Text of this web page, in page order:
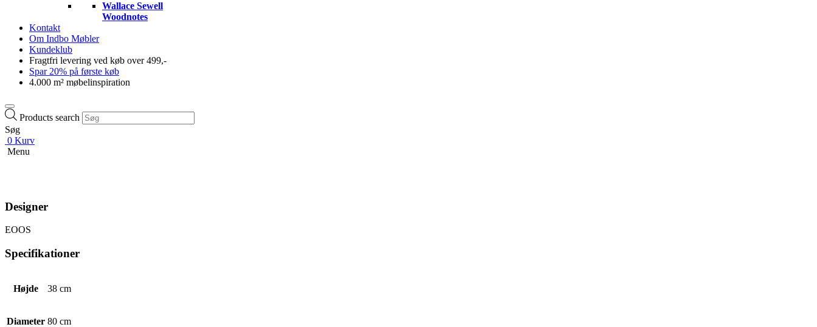
Wallace Sewell
Woodnotes
Kontakt
Om Indbo Møbler
Kundeklub
Fragtfri levering ved køb over 499,-
Spar 20% på første køb
4.000 m² møbelinspiration
Products search
Søg
0 Kurv
Menu
Designer
EOOS
Specifikationer
Højde 38 cm
Diameter 80 cm